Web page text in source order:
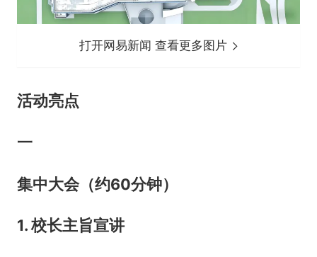
打开网易新闻 查看更多图片
活动亮点
一
集中大会（约60分钟）
1. 校长主旨宣讲